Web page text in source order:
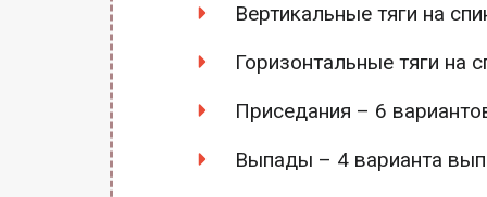
Вертикальные тяги на
Горизонтальные тяги на
Приседания – 6
Выпады – 4 варианта